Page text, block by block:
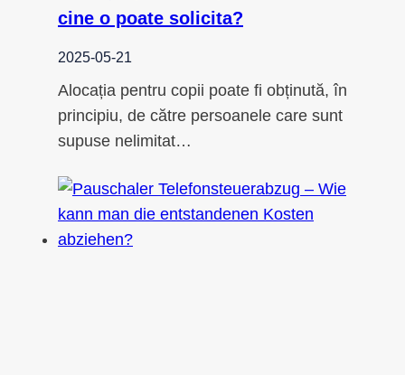
cine o poate solicita?
2025-05-21
Alocația pentru copii poate fi obținută, în
principiu, de către persoanele care sunt
supuse nelimitat…